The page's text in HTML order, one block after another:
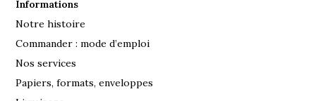
Informations
Notre histoire
Commander : mode d’emploi
Nos services
Papiers, formats, enveloppes